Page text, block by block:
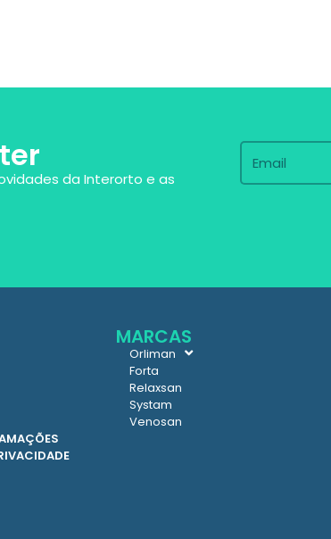
da Interorto e as
MARCAS
Orliman
Forta
Relaxsan
Systam
Venosan